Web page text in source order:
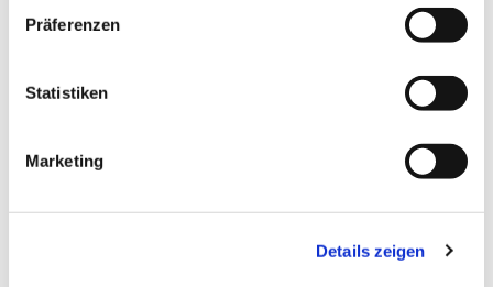
Präferenzen
Statistiken
Marketing
Details zeigen
Dies könnte Sie auch interessieren